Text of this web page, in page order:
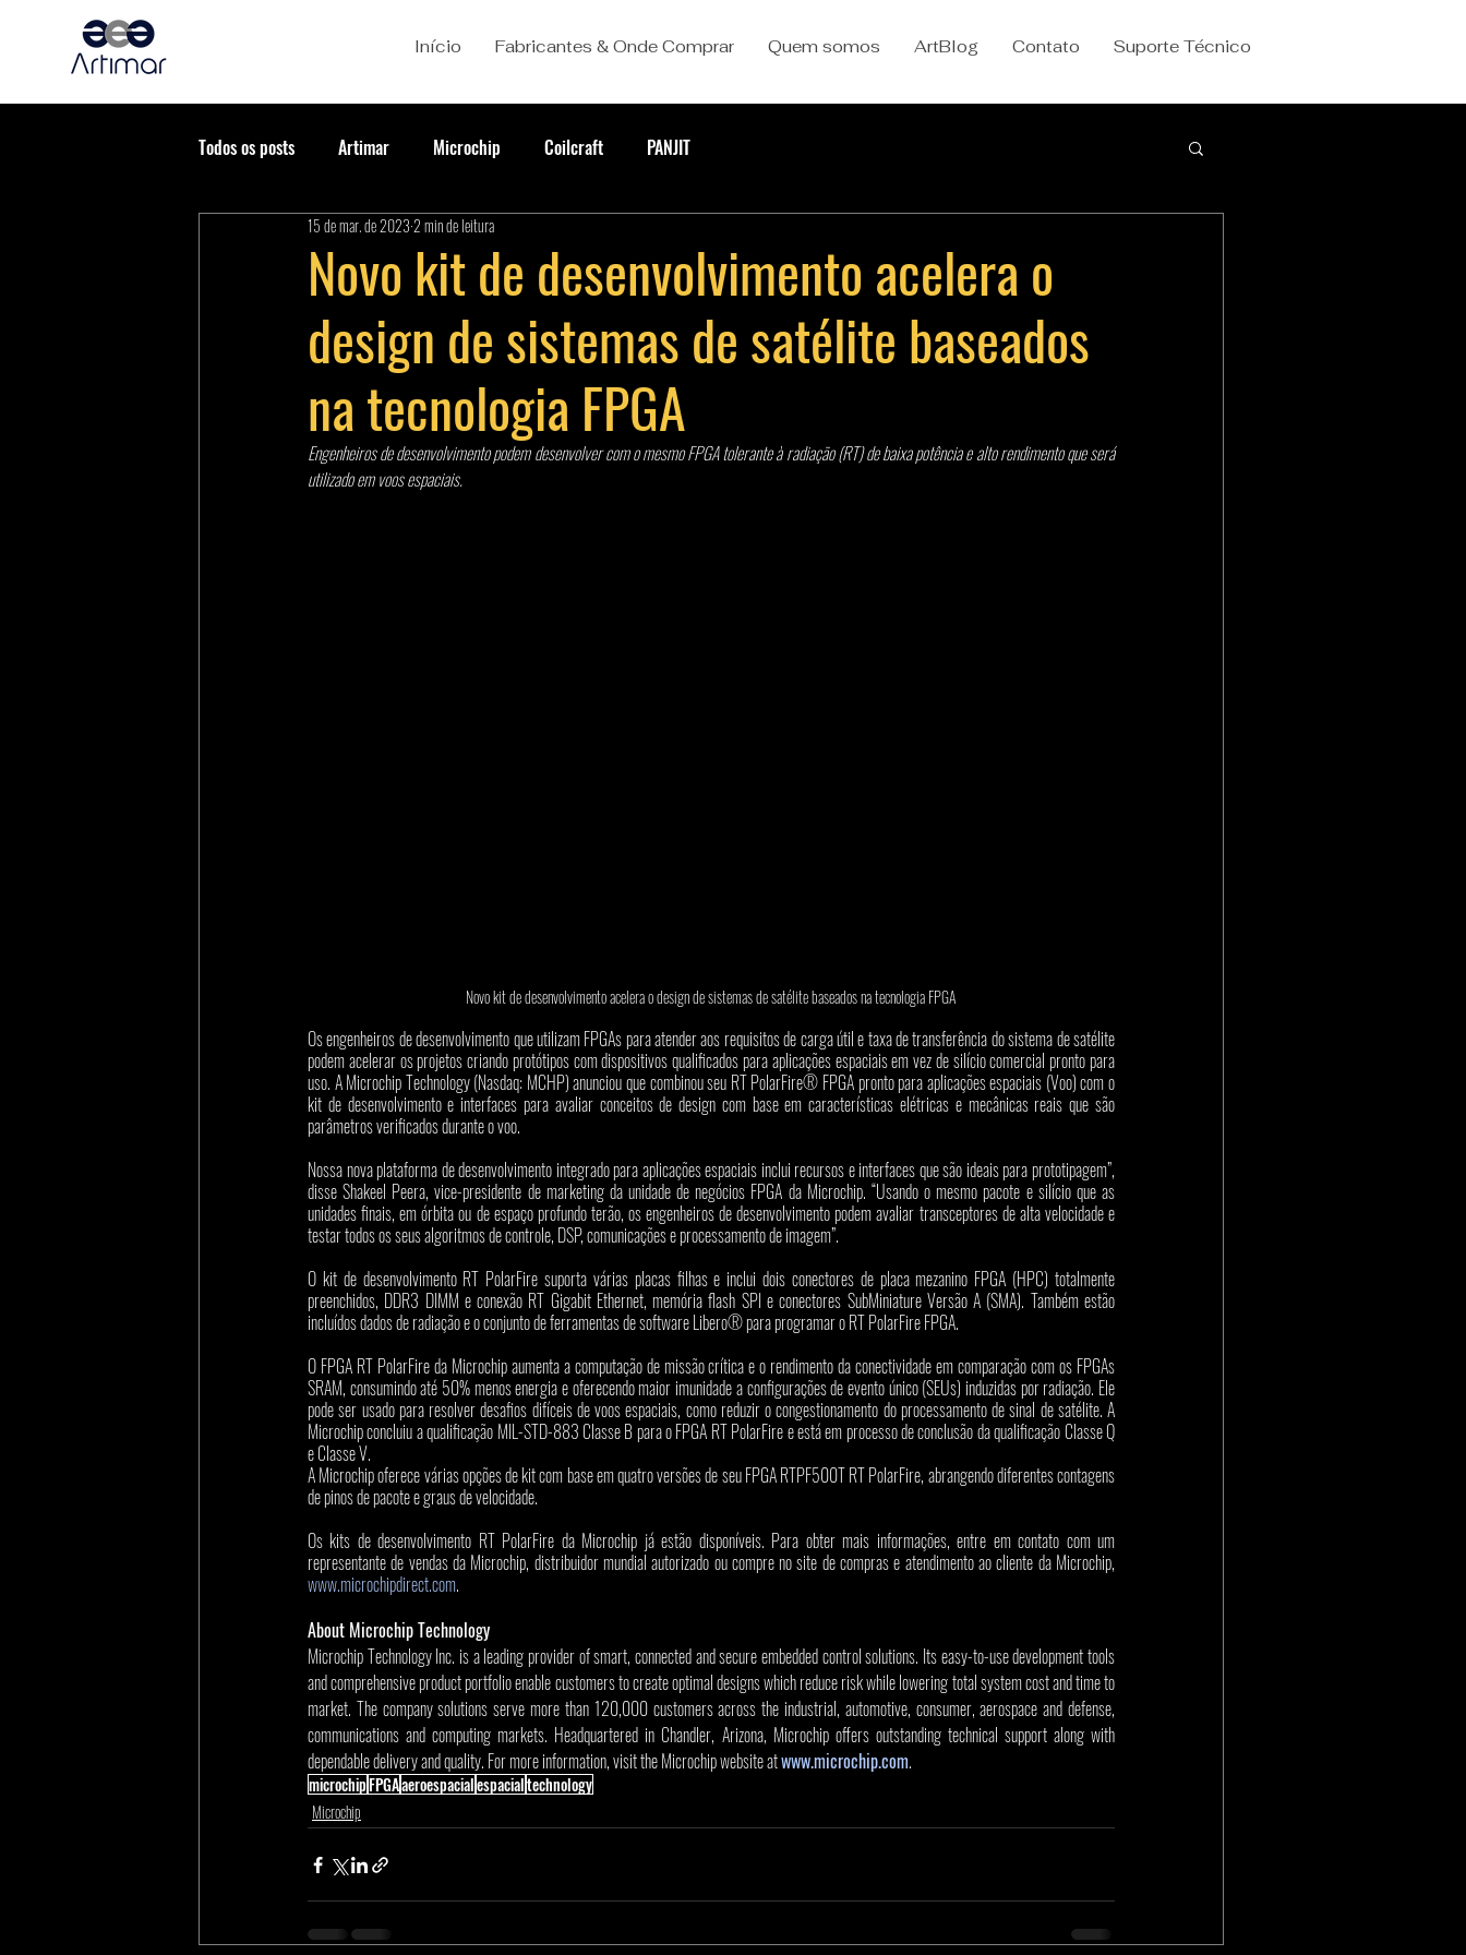
Início Fabricantes & Onde Comprar Quem somos ArtBlog Contato Suporte Técnico
Todos os posts Artimar Microchip Coilcraft PANJIT
Novo kit de desenvolvimento acelera o
design de sistemas de satélite baseados
na tecnologia FPGA
15 de mar. de 20232 min de leitura
Engenheiros de desenvolvimento podem desenvolver com o mesmo FPGA tolerante à radiação (RT) de baixa potência e alto rendimento que será
utilizado em voos espaciais.
Novo kit de desenvolvimento acelera o design de sistemas de satélite baseados na tecnologia FPGA
Os engenheiros de desenvolvimento que utilizam FPGAs para atender aos requisitos de carga útil e taxa de transferência do sistema de satélite
podem acelerar os projetos criando protótipos com dispositivos qualificados para aplicações espaciais em vez de silício comercial pronto para
uso. A Microchip Technology (Nasdaq: MCHP) anunciou que combinou seu RT PolarFire® FPGA pronto para aplicações espaciais (Voo) com o
kit de desenvolvimento e interfaces para avaliar conceitos de design com base em características elétricas e mecânicas reais que são
parâmetros verificados durante o voo.
Nossa nova plataforma de desenvolvimento integrado para aplicações espaciais inclui recursos e interfaces que são ideais para prototipagem”,
disse Shakeel Peera, vice-presidente de marketing da unidade de negócios FPGA da Microchip. “Usando o mesmo pacote e silício que as
unidades finais, em órbita ou de espaço profundo terão, os engenheiros de desenvolvimento podem avaliar transceptores de alta velocidade e
testar todos os seus algoritmos de controle, DSP, comunicações e processamento de imagem”.
O kit de desenvolvimento RT PolarFire suporta várias placas filhas e inclui dois conectores de placa mezanino FPGA (HPC) totalmente
preenchidos, DDR3 DIMM e conexão RT Gigabit Ethernet, memória flash SPI e conectores SubMiniature Versão A (SMA). Também estão
incluídos dados de radiação e o conjunto de ferramentas de software Libero® para programar o RT PolarFire FPGA.
O FPGA RT PolarFire da Microchip aumenta a computação de missão crítica e o rendimento da conectividade em comparação com os FPGAs
SRAM, consumindo até 50% menos energia e oferecendo maior imunidade a configurações de evento único (SEUs) induzidas por radiação. Ele
pode ser usado para resolver desafios difíceis de voos espaciais, como reduzir o congestionamento do processamento de sinal de satélite. A
Microchip concluiu a qualificação MIL-STD-883 Classe B para o FPGA RT PolarFire e está em processo de conclusão da qualificação Classe Q
e Classe V.
A Microchip oferece várias opções de kit com base em quatro versões de seu FPGA RTPF500T RT PolarFire, abrangendo diferentes contagens
de pinos de pacote e graus de velocidade.
Os kits de desenvolvimento RT PolarFire da Microchip já estão disponíveis. Para obter mais informações, entre em contato com um
www.microchipdirect.com.
About Microchip Technology
Microchip Technology Inc. is a leading provider of smart, connected and secure embedded control solutions. Its easy-to-use development tools
and comprehensive product portfolio enable customers to create optimal designs which reduce risk while lowering total system cost and time to
market. The company solutions serve more than 120,000 customers across the industrial, automotive, consumer, aerospace and defense,
communications and computing markets. Headquartered in Chandler, Arizona, Microchip offers outstanding technical support along with
dependable delivery and quality. For more information, visit the Microchip website at www.microchip.com.
microchipFPGAaeroespacialespacialtechnology
Microchip